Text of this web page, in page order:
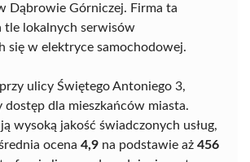
Dąbrowie Górniczej. Firma ta
tle lokalnych serwisów
się w elektryce samochodowej.
ulicy Świętego Antoniego 3,
dostęp dla mieszkańców miasta.
wysoką jakość świadczonych usług,
ocena 4,9 na podstawie aż 456